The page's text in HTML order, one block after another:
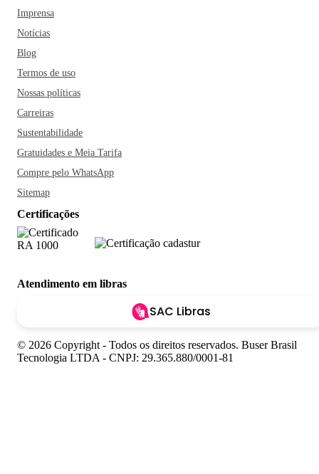
Imprensa
Notícias
Blog
Termos de uso
Nossas políticas
Carreiras
Sustentabilidade
Gratuidades e Meia Tarifa
Compre pelo WhatsApp
Sitemap
Certificações
Atendimento em libras
SAC Libras
© 2026 Copyright - Todos os direitos reservados. Buser Brasil
Tecnologia LTDA - CNPJ: 29.365.880/0001-81